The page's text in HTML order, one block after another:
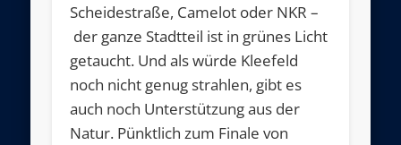
Scheidestraße, Camelot oder NKR –
der ganze Stadtteil ist in grünes Licht
getaucht. Und als würde Kleefeld
noch nicht genug strahlen, gibt es
auch noch Unterstützung aus der
Natur. Pünktlich zum Finale von